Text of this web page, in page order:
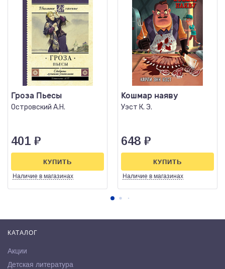
Гроза Пьесы
Островский А.Н.
401 ₽
Наличие в магазинах
КУПИТЬ
Кошмар наяву
Уэст К. Э.
648 ₽
Наличие в магазинах
КУПИТЬ
КАТАЛОГ
Акции
Детская литература